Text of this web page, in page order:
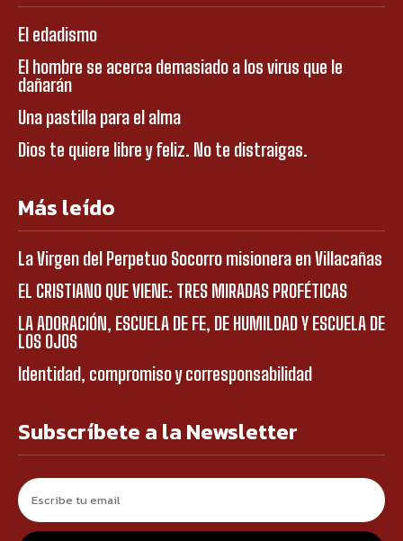
El edadismo
El hombre se acerca demasiado a los virus que le
dañarán
Una pastilla para el alma
Dios te quiere libre y feliz. No te distraigas.
Más leído
La Virgen del Perpetuo Socorro misionera en Villacañas
EL CRISTIANO QUE VIENE: TRES MIRADAS PROFÉTICAS
LA ADORACIÓN, ESCUELA DE FE, DE HUMILDAD Y ESCUELA DE
LOS OJOS
Identidad, compromiso y corresponsabilidad
Subscríbete a la Newsletter